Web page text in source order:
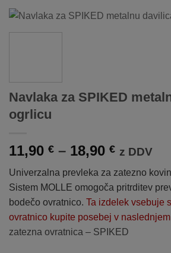
Navlaka za SPIKED
ogrlicu
11,90 € – 18,90 €Raspon
od
11,90 €
do
18,90 €
z DDV
Univerzalna prevleka za zatezno
Sistem MOLLE omogoča pritrditev
bodečo ovratnico. Ta izdelek vsebuje
ovratnico kupite posebej v
zatezna ovratnica – SPIKED